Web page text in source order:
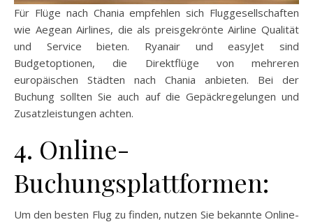
Für Flüge nach Chania empfehlen sich Fluggesellschaften
wie Aegean Airlines, die als preisgekrönte Airline Qualität
und Service bieten. Ryanair und easyJet sind
Budgetoptionen, die Direktflüge von mehreren
europäischen Städten nach Chania anbieten. Bei der
Buchung sollten Sie auch auf die Gepäckregelungen und
Zusatzleistungen achten.
4. Online-
Buchungsplattformen:
Um den besten Flug zu finden, nutzen Sie bekannte Online-